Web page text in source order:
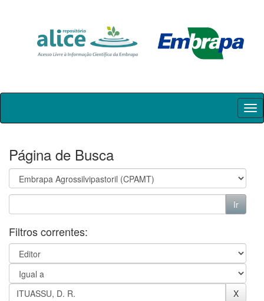
Skip
Página de Busca
Filtros correntes: